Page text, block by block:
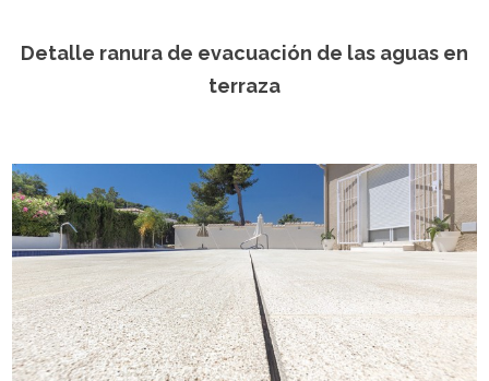
Detalle ranura de evacuación de las aguas en
terraza